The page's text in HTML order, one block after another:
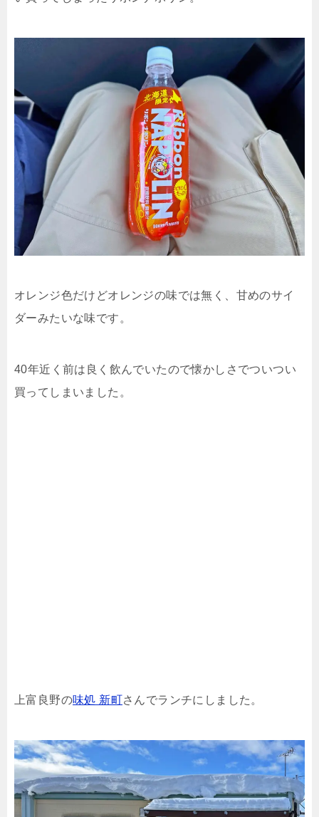
オレンジ色だけどオレンジの味では無く、甘めのサイ
ダーみたいな味です。
40年近く前は良く飲んでいたので懐かしさでついつい
買ってしまいました。
上富良野の味処 新町さんでランチにしました。